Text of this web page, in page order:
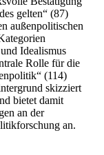
gelten“ (87)
außenpolitischen
Idealismus
Rolle für die
(114)
skizziert
bietet damit
an der
an.